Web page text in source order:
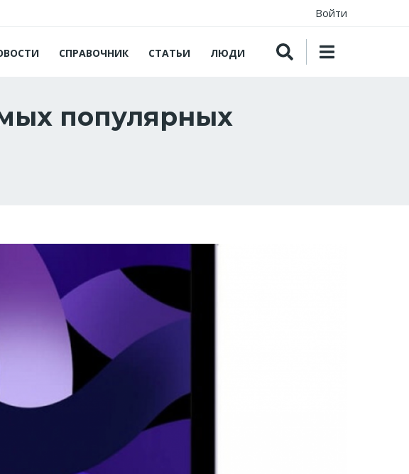
Войти
СПРАВОЧНИК СТАТЬИ ЛЮДИ
популярных